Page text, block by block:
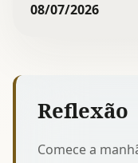
08/07/2026
Reflexão
Comece a